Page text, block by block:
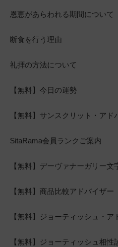
恩恵があらわれる期間について
断食を行う理由
礼拝の方法について
【無料】今日の運勢
【無料】サンスクリット・アド
SitaRama会員ランクご案内
【無料】デーヴァナーガリー文
【無料】商品比較アドバイザー
【無料】ジョーティッシュ・
【無料】ジョーティッシュ相性